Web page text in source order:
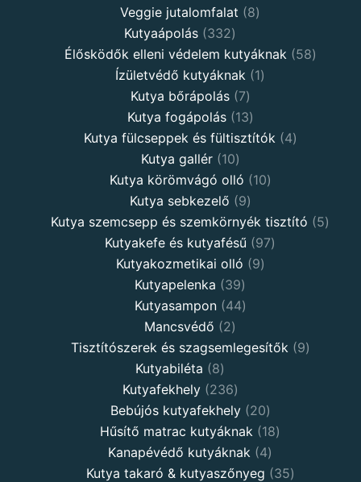
Veggie jutalomfalat
8
Kutyaápolás 332
Élősködők elleni védelem kutyáknak
58
Ízületvédő kutyáknak
1
Kutya bőrápolás
7
Kutya fogápolás
13
Kutya fülcseppek és fültisztítók
4
Kutya gallér
10
Kutya körömvágó olló
10
Kutya sebkezelő
9
Kutya szemcsepp és szemkörnyék tisztító
5
Kutyakefe és kutyafésű
97
Kutyakozmetikai olló
9
Kutyapelenka
39
Kutyasampon
44
Mancsvédő
2
Tisztítószerek és szagsemlegesítők
9
Kutyabiléta
8
Kutyafekhely
236
Bebújós kutyafekhely
20
Hűsítő matrac kutyáknak
18
Kanapévédő kutyáknak
4
Kutya takaró & kutyaszőnyeg
35